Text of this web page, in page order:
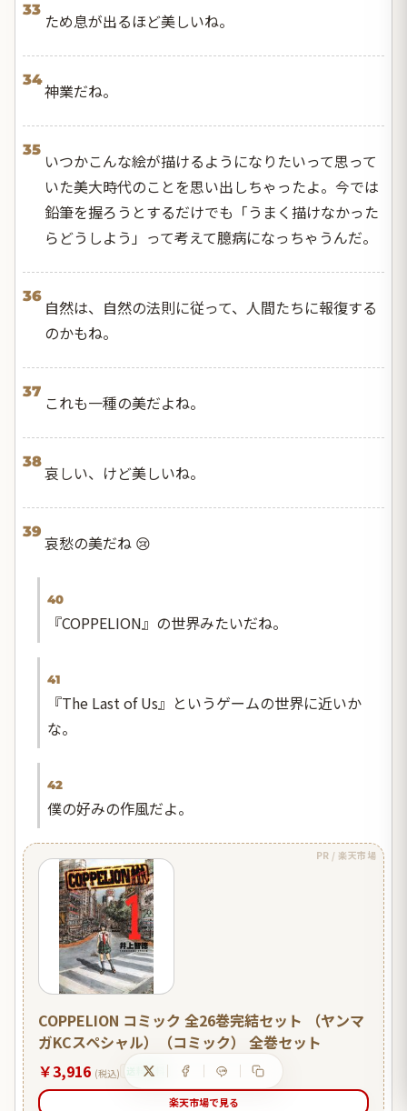
33
ため息が出るほど美しいね。
34
神業だね。
35
いつかこんな絵が描けるようになりたいって思って
いた美大時代のことを思い出しちゃったよ。今では
鉛筆を握ろうとするだけでも「うまく描けなかった
らどうしよう」って考えて臆病になっちゃうんだ。
36
自然は、自然の法則に従って、人間たちに報復する
のかもね。
37
これも一種の美だよね。
38
哀しい、けど美しいね。
39
哀愁の美だね 😢
40
『COPPELION』の世界みたいだね。
41
『The Last of Us』というゲームの世界に近いか
な。
42
僕の好みの作風だよ。
PR / 楽天市場
COPPELION コミック 全26巻完結セット （ヤンマ
ガKCスペシャル）（コミック） 全巻セット
￥3,916 (税込) 送料無料
楽天市場で見る